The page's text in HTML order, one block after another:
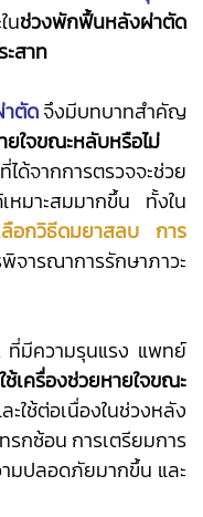
นช่วงพักฟื้นหลังผ่าตัด
สาท
ตัดจึงมีบทบาทสำคัญ
ยใจขณะหลับหรือไม่
ด้จากการตรวจจะช่วย
หมาะสมมากขึ้น ทั้งใน
อกวิธีดมยาสลบ การ
จารณาการรักษาภาวะ
ที่มีความรุนแรง แพทย์
ช้เครื่องช่วยหายใจขณะ
ช้ต่อเนื่องในช่วงหลัง
รกซ้อน การเตรียมการ
มปลอดภัยมากขึ้น และ